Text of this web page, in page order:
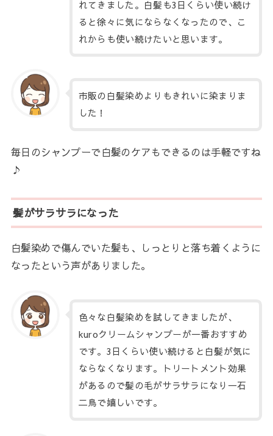
れてきました。白髪も3日くらい使い続け
ると徐々に気にならなくなったので、こ
れからも使い続けたいと思います。
市販の白髪染めよりもきれいに染まりま
した！
毎日のシャンプーで白髪のケアもできるのは手軽ですね
♪
髪がサラサラになった
白髪染めで傷んでいた髪も、しっとりと落ち着くように
なったという声がありました。
色々な白髪染めを試してきましたが、
kuroクリームシャンプーが一番おすすめ
です。3日くらい使い続けると白髪が気に
ならなくなります。トリートメント効果
があるので髪の毛がサラサラになり一石
二鳥で嬉しいです。